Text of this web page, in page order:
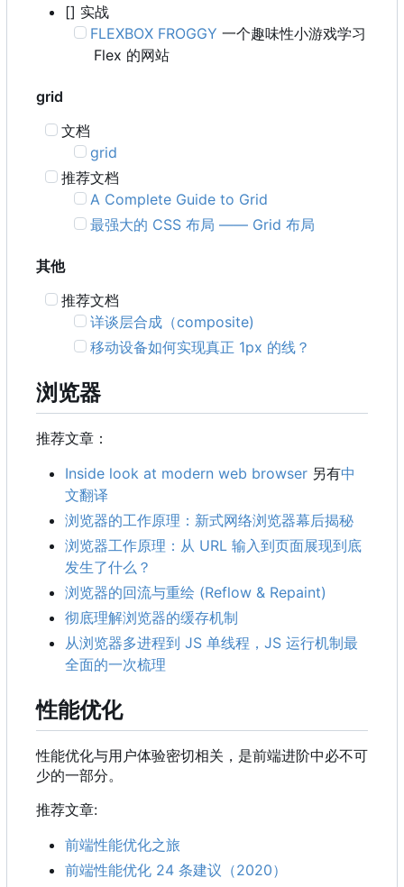
[] 实战
FLEXBOX FROGGY 一个趣味性小游戏学习
Flex 的网站
grid
文档
grid
推荐文档
A Complete Guide to Grid
最强大的 CSS 布局 —— Grid 布局
其他
推荐文档
详谈层合成 （composite)
移动设备如何实现真正 1px 的线？
浏览器
推荐文章：
Inside look at modern web browser 另有中
文翻译
浏览器的工作原理：新式网络浏览器幕后揭秘
浏览器工作原理：从 URL 输入到页面展现到底
发生了什么？
浏览器的回流与重绘 (Reflow & Repaint)
彻底理解浏览器的缓存机制
从浏览器多进程到 JS 单线程 ， JS 运行机制最
全面的一次梳理
性能优化
性能优化与用户体验密切相关，是前端进阶中必不可
少的一部分。
推荐文章:
前端性能优化之旅
前端性能优化 24 条建议 （2020）